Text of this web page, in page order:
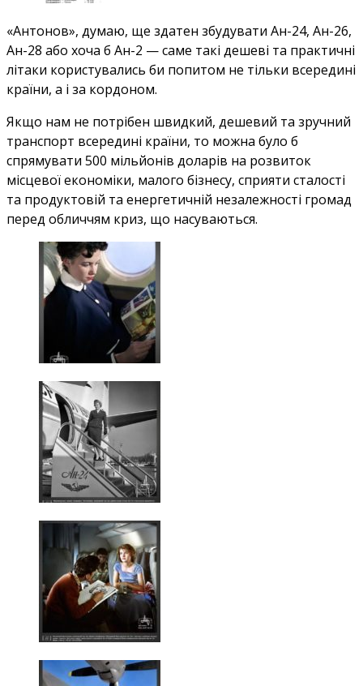
«Антонов», думаю, ще здатен збудувати Ан-24, Ан-26,
Ан-28 або хоча б Ан-2 — саме такі дешеві та практичні
літаки користувались би попитом не тільки всередині
країни, а і за кордоном.
Якщо нам не потрібен швидкий, дешевий та зручний
транспорт всередині країни, то можна було б
спрямувати 500 мільйонів доларів на розвиток
місцевої економіки, малого бізнесу, сприяти сталості
та продуктовій та енергетичній незалежності громад
перед обличчям криз, що насуваються.